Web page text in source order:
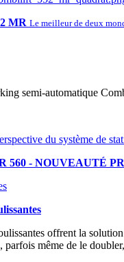
MR Le meilleur de deux
semi-automatique
560 - NOUVEAUTÉ
offrent la
parfois même de le